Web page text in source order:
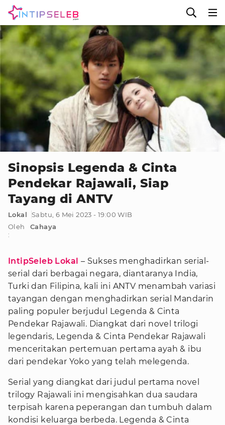
Sinopsis Legenda & Cinta
Pendekar Rajawali, Siap
Tayang di ANTV
Lokal
Sabtu, 6 Mei 2023 - 19:00 WIB
Oleh
:
Cahaya
IntipSeleb Lokal – Sukses menghadirkan serial-
serial dari berbagai negara, diantaranya India,
Turki dan Filipina, kali ini ANTV menambah variasi
tayangan dengan menghadirkan serial Mandarin
paling populer berjudul Legenda & Cinta
Pendekar Rajawali. Diangkat dari novel trilogi
legendaris, Legenda & Cinta Pendekar Rajawali
menceritakan pertemuan pertama ayah & ibu
dari pendekar Yoko yang telah melegenda.
Serial yang diangkat dari judul pertama novel
trilogy Rajawali ini mengisahkan dua saudara
terpisah karena peperangan dan tumbuh dalam
kondisi keluarga berbeda. Legenda & Cinta